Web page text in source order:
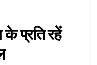
के प्रति रहें